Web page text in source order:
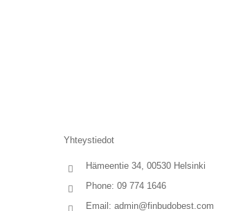
Yhteystiedot
Hämeentie 34, 00530 Helsinki
Phone: 09 774 1646
Email: admin@finbudobest.com